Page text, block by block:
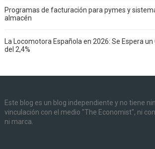
Programas de facturación para pymes y
almacén
La Locomotora Española en 2026: Se Espera
del 2,4%
Este blog es un blog independiente y no tiene
vinculación con el medio "The Economist", ni
ni marca.